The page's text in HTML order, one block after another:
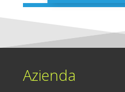
Azienda